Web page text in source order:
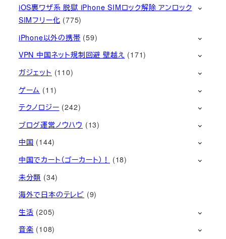
iOS裏ワザ系 脱獄 iPhone SIMロック解除 アンロック
SIMフリー化 (775)
iPhone以外の携帯 (59)
VPN 中国ネット規制回避 壁越え (171)
ガジェット (110)
ゲーム (11)
テクノロジー (242)
ブログ運営ノウハウ (13)
中国 (144)
中国でカート（ゴーカート）！
(18)
未分類 (34)
海外で日本のテレビ (9)
生活 (205)
音楽 (108)